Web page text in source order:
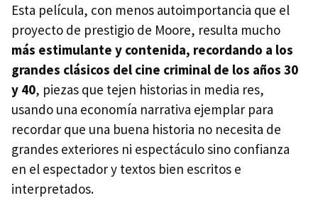
Esta película, con menos autoimportancia que el
proyecto de prestigio de Moore, resulta mucho
más estimulante y contenida, recordando a los
grandes clásicos del cine criminal de los años 30
y 40, piezas que tejen historias in media res,
usando una economía narrativa ejemplar para
recordar que una buena historia no necesita de
grandes exteriores ni espectáculo sino confianza
en el espectador y textos bien escritos e
interpretados.